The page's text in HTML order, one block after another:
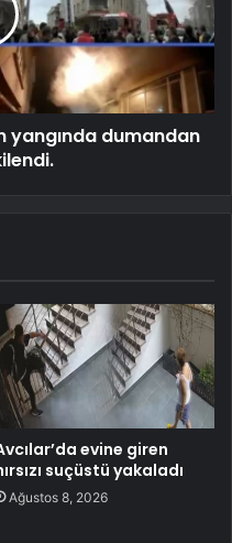
yangında dumandan
evine giren
suçüstü yakaladı
Ağustos 8, 2026